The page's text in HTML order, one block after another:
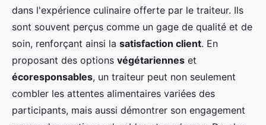
dans l'expérience culinaire offerte par le traiteur. Ils
sont souvent perçus comme un gage de qualité et de
soin, renforçant ainsi la satisfaction client. En
proposant des options végétariennes et
écoresponsables, un traiteur peut non seulement
combler les attentes alimentaires variées des
participants, mais aussi démontrer son engagement